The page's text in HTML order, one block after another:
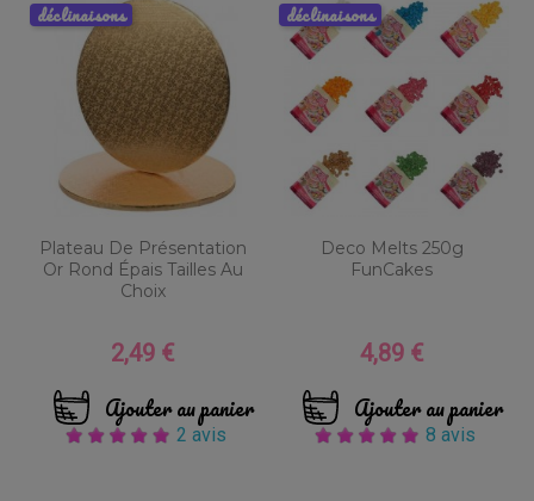
Plateau De Présentation
Or Rond Épais Tailles Au
Choix
Prix
2,49 €
Ajouter au panier
2 avis
déclinaisons
Deco Melts 250g
FunCakes
Prix
4,89 €
Ajouter au panier
8 avis
déclinaisons